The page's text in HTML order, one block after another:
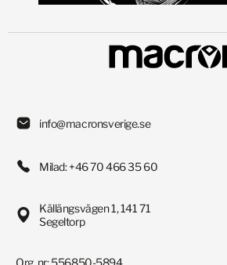
info@macronsverige.se
Milad: +46 70 466 35 60
Källängsvägen 1, 141 71
Segeltorp